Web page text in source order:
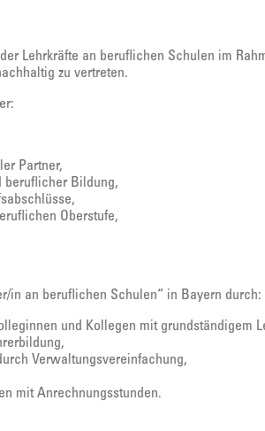
Lehrkräfte an beruflichen Schulen im
zu vertreten.
Partner,
beruflicher Bildung,
Oberstufe,
in an beruflichen Schulen“ in Bayern durch:
und Kollegen mit grundständigem
Verwaltungsvereinfachung,
mit Anrechnungsstunden.